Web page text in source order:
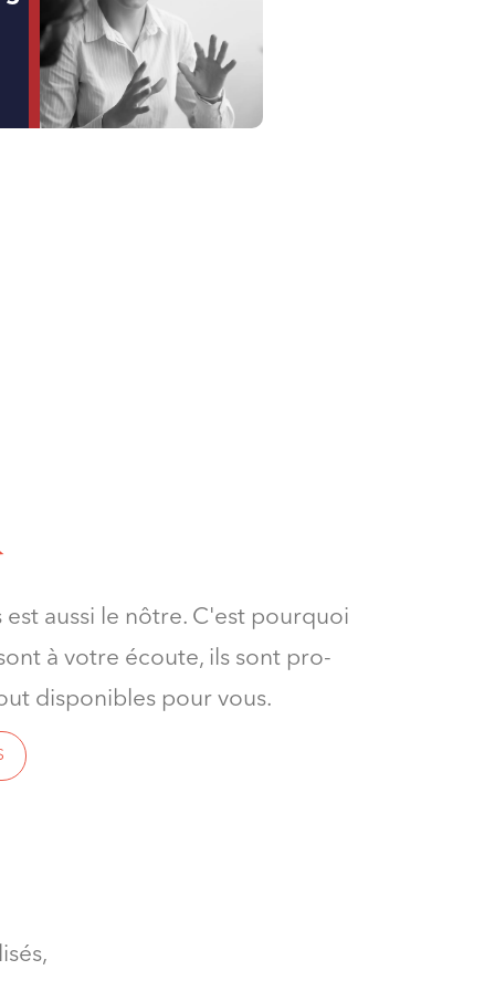
est aussi le nôtre. C'est pourquoi
à votre écoute, ils sont pro-
disponibles pour vous.